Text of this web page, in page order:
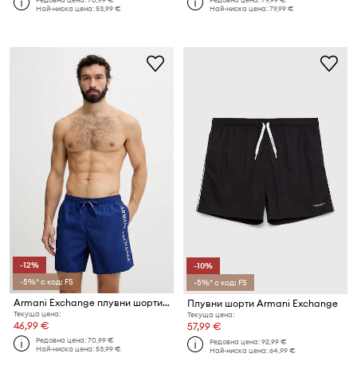
Най-ниска цена:53,99 €
Най-ниска цена:79,99 €
-12%
-5%* с код: FS
Armani Exchange плувни шорти мъжки
Текуща цена:
46,99 €
Редовна цена:70,99 €
Най-ниска цена:53,99 €
-10%
-5%* с код: FS
Плувни шорти Armani Exchange
Текуща цена:
57,99 €
Редовна цена:92,99 €
Най-ниска цена:64,99 €